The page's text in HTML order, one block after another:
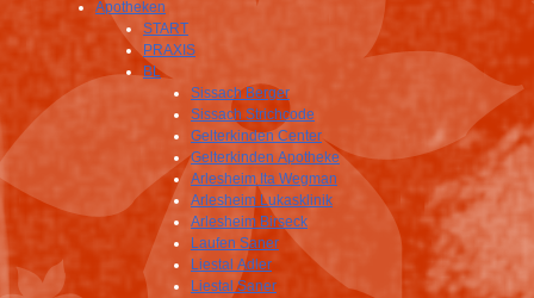
Apotheken
START
PRAXIS
BL
Sissach Berger
Sissach Strichcode
Gelterkinden Center
Gelterkinden Apotheke
Arlesheim Ita Wegman
Arlesheim Lukasklinik
Arlesheim Birseck
Laufen Saner
Liestal Adler
Liestal Saner